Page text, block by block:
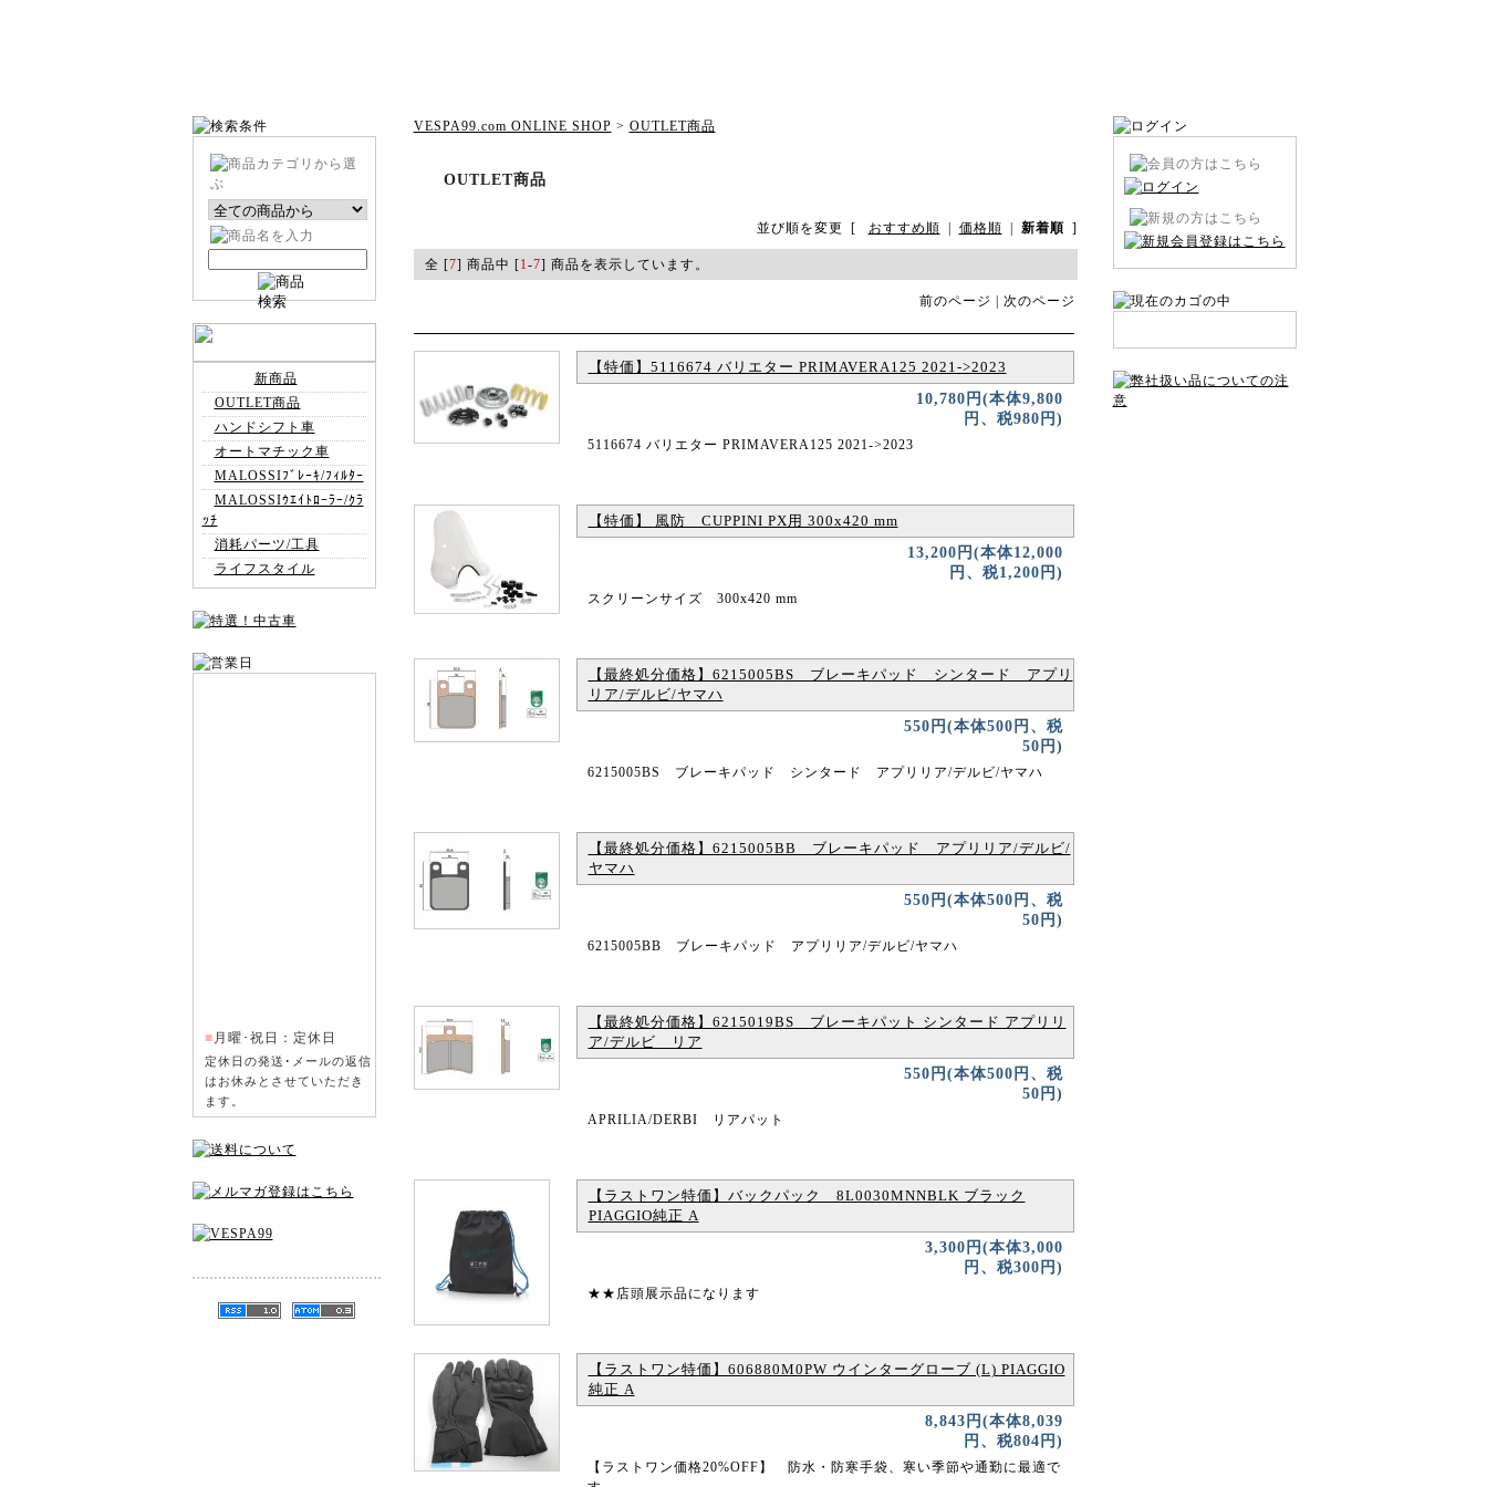
新商品
OUTLET商品
ハンドシフト車
オートマチック車
MALOSSIﾌﾞﾚｰｷ/ﾌｨﾙﾀｰ
MALOSSIｳｴｲﾄﾛｰﾗｰ/ｸﾗ
ｯﾁ
消耗パーツ/工具
ライフスタイル
■ 月曜･祝日：定休日
定休日の発送･メールの返信
はお休みとさせていただき
ます。
VESPA99.com ONLINE SHOP > OUTLET商品
OUTLET商品
並び順を変更 [ おすすめ順 価格順 新着順 ]
全 [7] 商品中 [1-7] 商品を表示しています。
前のページ | 次のページ
【特価】5116674 バリエター PRIMAVERA125 2021->2023
10,780円(本体9,800
円、税980円)
5116674 バリエター PRIMAVERA125 2021->2023
【特価】 風防 CUPPINI PX用 300x420 mm
13,200円(本体12,000
円、税1,200円)
スクリーンサイズ 300x420 mm
【最終処分価格】6215005BS ブレーキパッド シンタード アプリ
リア/デルビ/ヤマハ
550円(本体500円、税
50円)
6215005BS ブレーキパッド シンタード アプリリア/デルビ/ヤマハ
【最終処分価格】6215005BB ブレーキパッド アプリリア/デルビ/
ヤマハ
550円(本体500円、税
50円)
6215005BB ブレーキパッド アプリリア/デルビ/ヤマハ
【最終処分価格】6215019BS ブレーキパット シンタード アプリリ
ア/デルビ リア
550円(本体500円、税
50円)
APRILIA/DERBI リアパット
【ラストワン特価】バックパック 8L0030MNNBLK ブラック
PIAGGIO純正 A
3,300円(本体3,000
円、税300円)
★★店頭展示品になります
【ラストワン特価】606880M0PW ウインターグローブ (L) PIAGGIO
純正 A
8,843円(本体8,039
円、税804円)
【ラストワン価格20%OFF】 防水・防寒手袋、寒い季節や通勤に最適で